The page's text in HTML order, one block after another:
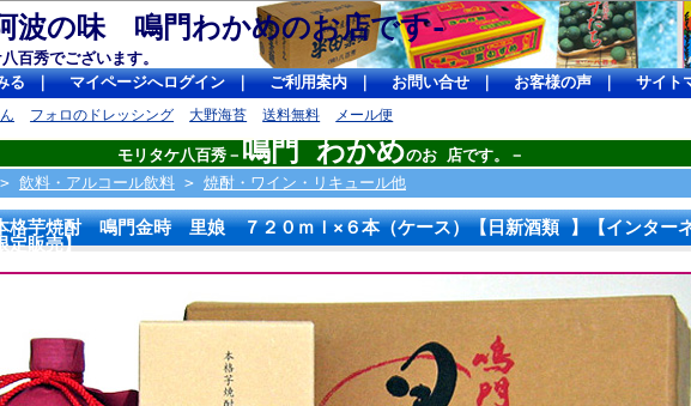
波の味 鳴門わかめのお店です-
百秀でございます。
る｜ マイページへログイン｜ ご利用案内｜ お問い合せ｜ お客様の声｜ サイト
フォロのドレッシング 大野海苔 送料無料 メール便
モリタケ八百秀－ 鳴門 わかめのお 店です。－
> 飲料・アルコール飲料 > 焼酎・ワイン・リキュール他
格芋焼酎 鳴門金時 里娘 ７２０ｍｌ×６本（ケース）【日新酒類 】【インター
定販売】